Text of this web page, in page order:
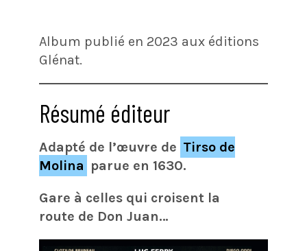
Album publié en 2023 aux éditions
Glénat.
Résumé éditeur
Adapté de l’œuvre de Tirso de
Molina parue en 1630.
Gare à celles qui croisent la
route de Don Juan…